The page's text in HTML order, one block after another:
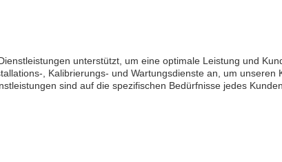
unterstützt, um eine optimale Leistung und
, Kalibrierungs- und Wartungsdienste an, um
sind auf die spezifischen Bedürfnisse jedes